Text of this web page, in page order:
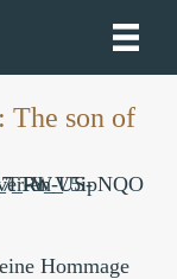
The son of
Hommage